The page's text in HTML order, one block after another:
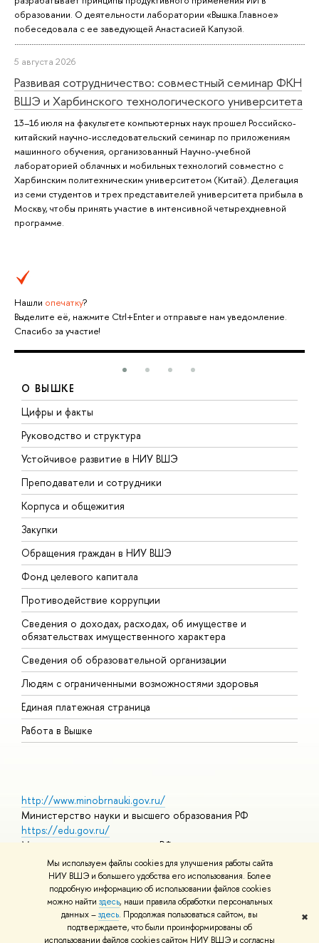
Мы используем файлы cookies для улучшения работы сайта
НИУ ВШЭ и большего удобства его использования. Более
подробную информацию об использовании файлов cookies
можно найти здесь, наши правила обработки персональных
данных –здесь. Продолжая пользоваться сайтом, вы
подтверждаете, что были проинформированы об
использовании файлов cookies сайтом НИУ ВШЭ и согласны
✖
образовании. О деятельности лаборатории «Вышка.Главное»
побеседовала с ее заведующей Анастасией Капузой.
5 августа 2026
Развивая сотрудничество: совместный семинар ФКН
ВШЭ и Харбинского технологического университета
13–16 июля на факультете компьютерных наук прошел Российско-
китайский научно-исследовательский семинар по приложениям
машинного обучения, организованный Научно-учебной
лабораторией облачных и мобильных технологий совместно с
Харбинским политехническим университетом (Китай). Делегация
из семи студентов и трех представителей университета прибыла в
Москву, чтобы принять участие в интенсивной четырехдневной
программе.
Нашли опечатку?
Выделите её, нажмите Ctrl+Enter и отправьте нам уведомление.
Спасибо за участие!
О ВЫШКЕ
Цифры и факты
Руководство и структура
Устойчивое развитие в НИУ ВШЭ
Преподаватели и сотрудники
Корпуса и общежития
Закупки
Обращения граждан в НИУ ВШЭ
Фонд целевого капитала
Противодействие коррупции
Сведения о доходах, расходах, об имуществе и
обязательствах имущественного характера
Сведения об образовательной организации
Людям с ограниченными возможностями здоровья
Единая платежная страница
Работа в Вышке
http://www.minobrnauki.gov.ru/
Министерство науки и высшего образования РФ
https://edu.gov.ru/
Министерство просвещения РФ
https://elearning.hse.ru/mooc
Массовые открытые онлайн-курсы
© НИУ ВШЭ 1993–2026 Адреса и контактыУсловия
использования материалов Политика конфиденциальности